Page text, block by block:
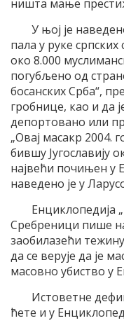
ништа мање
У њој је
пала у руке српских
око 8.000
погубљено од
босанских Срба“,
гробнице, као и да
депортовано или
„Овај масакр 2004.
бившу Југославију
највећи почињен у
наведено је у
Енциклопедија
Сребреници пише
заобилазећи
да се верује да је
масовно убиство у
Истоветне
ћете и у